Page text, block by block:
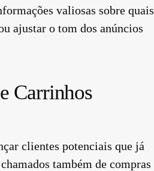
valiosas sobre quais
ajustar o tom dos anúncios
Carrinhos
clientes potenciais que já
também de compras